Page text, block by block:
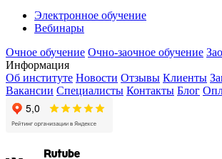
Электронное обучение
Вебинары
Очное обучение Очно-заочное обучение
Информация
Об институте Новости Отзывы Клиенты
Вакансии Специалисты Контакты Блог